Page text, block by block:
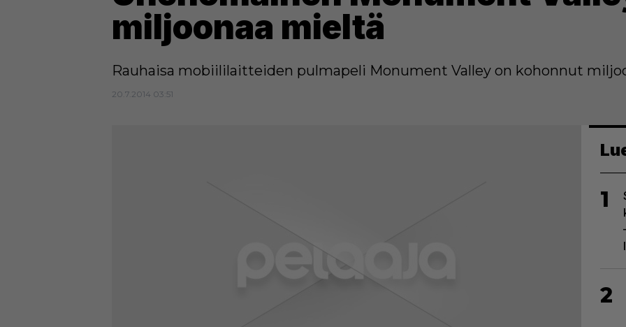
miljoonaa mieltä
Rauhaisa mobiililaitteiden pulmapeli Monument Valley on kohonnut
20.7.2014 03:51
1
2